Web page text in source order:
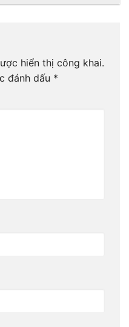
hiển thị công khai.
đánh dấu *